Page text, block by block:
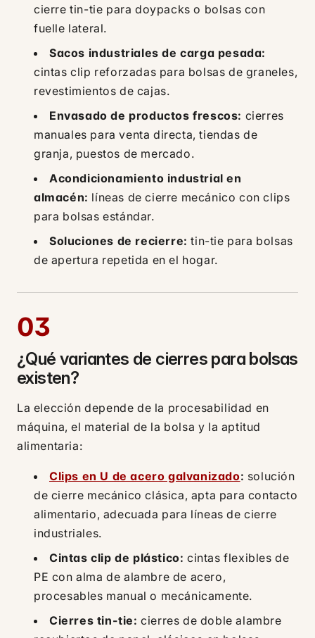
cierre tin-tie para doypacks o bolsas con
fuelle lateral.
Sacos industriales de carga pesada:
cintas clip reforzadas para bolsas de graneles,
revestimientos de cajas.
Envasado de productos frescos: cierres
manuales para venta directa, tiendas de
granja, puestos de mercado.
Acondicionamiento industrial en
almacén: líneas de cierre mecánico con clips
para bolsas estándar.
Soluciones de recierre: tin-tie para bolsas
de apertura repetida en el hogar.
03
¿Qué variantes de cierres para bolsas
existen?
La elección depende de la procesabilidad en
máquina, el material de la bolsa y la aptitud
alimentaria:
Clips en U de acero galvanizado: solución
de cierre mecánico clásica, apta para contacto
alimentario, adecuada para líneas de cierre
industriales.
Cintas clip de plástico: cintas flexibles de
PE con alma de alambre de acero,
procesables manual o mecánicamente.
Cierres tin-tie: cierres de doble alambre